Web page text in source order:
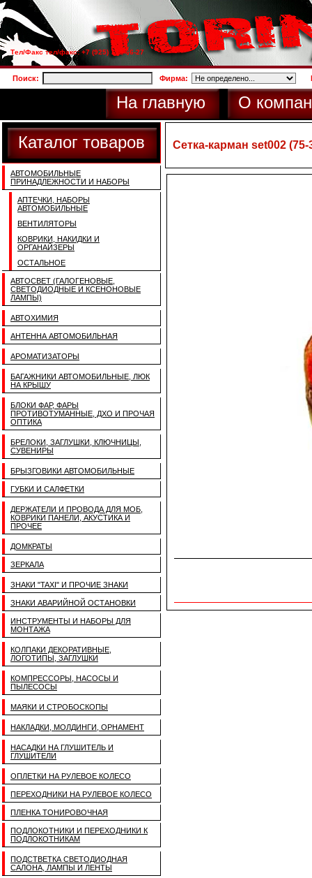
Тел/Факс тел/факс: +7 (925) 733-66-27
Поиск: Фирма:
На главную О
Каталог товаров
АВТОМОБИЛЬНЫЕ
ПРИНАДЛЕЖНОСТИ И НАБОРЫ
АПТЕЧКИ, НАБОРЫ
АВТОМОБИЛЬНЫЕ
ВЕНТИЛЯТОРЫ
КОВРИКИ, НАКИДКИ И
ОРГАНАЙЗЕРЫ
ОСТАЛЬНОЕ
АВТОСВЕТ (ГАЛОГЕНОВЫЕ,
СВЕТОДИОДНЫЕ И КСЕНОНОВЫЕ
ЛАМПЫ)
АВТОХИМИЯ
АНТЕННА АВТОМОБИЛЬНАЯ
АРОМАТИЗАТОРЫ
БАГАЖНИКИ АВТОМОБИЛЬНЫЕ, ЛЮК
НА КРЫШУ
БЛОКИ ФАР, ФАРЫ
ПРОТИВОТУМАННЫЕ, ДХО И ПРОЧАЯ
ОПТИКА
БРЕЛОКИ, ЗАГЛУШКИ, КЛЮЧНИЦЫ,
СУВЕНИРЫ
БРЫЗГОВИКИ АВТОМОБИЛЬНЫЕ
ГУБКИ И САЛФЕТКИ
ДЕРЖАТЕЛИ И ПРОВОДА ДЛЯ МОБ,
КОВРИКИ ПАНЕЛИ, АКУСТИКА И
ПРОЧЕЕ
ДОМКРАТЫ
ЗЕРКАЛА
ЗНАКИ "TAXI" И ПРОЧИЕ ЗНАКИ
ЗНАКИ АВАРИЙНОЙ ОСТАНОВКИ
ИНСТРУМЕНТЫ И НАБОРЫ ДЛЯ
МОНТАЖА
КОЛПАКИ ДЕКОРАТИВНЫЕ,
ЛОГОТИПЫ, ЗАГЛУШКИ
КОМПРЕССОРЫ, НАСОСЫ И
ПЫЛЕСОСЫ
МАЯКИ И СТРОБОСКОПЫ
НАКЛАДКИ, МОЛДИНГИ, ОРНАМЕНТ
НАСАДКИ НА ГЛУШИТЕЛЬ И
ГЛУШИТЕЛИ
ОПЛЕТКИ НА РУЛЕВОЕ КОЛЕСО
ПЕРЕХОДНИКИ НА РУЛЕВОЕ КОЛЕСО
ПЛЕНКА ТОНИРОВОЧНАЯ
ПОДЛОКОТНИКИ И ПЕРЕХОДНИКИ К
ПОДЛОКОТНИКАМ
ПОДСТВЕТКА СВЕТОДИОДНАЯ
САЛОНА, ЛАМПЫ И ЛЕНТЫ
Сетка-карман set002 (75-